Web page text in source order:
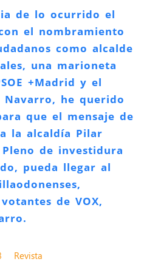
de lo ocurrido el
el nombramiento
como alcalde
una marioneta
+Madrid y el
Navarro, he querido
que el mensaje de
la alcaldía Pilar
de investidura
pueda llegar al
de VOX,
Revista